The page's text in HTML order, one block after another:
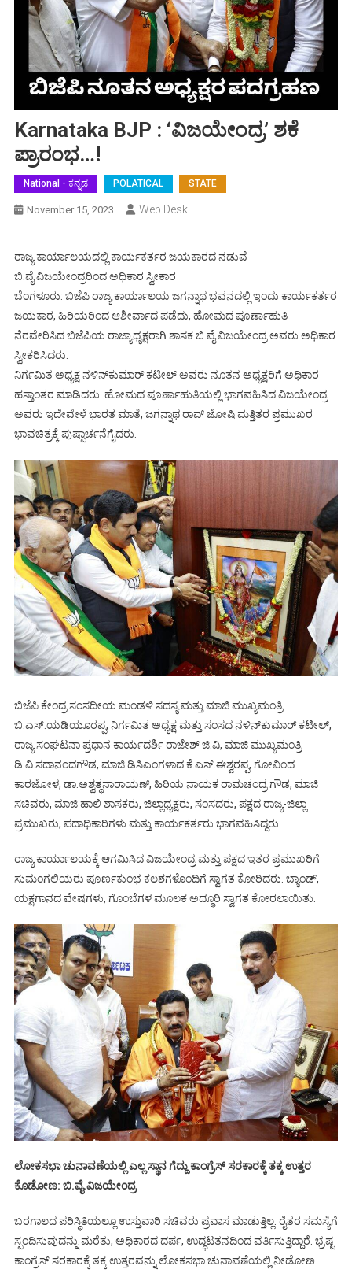
Karnataka BJP : ‘ವಿಜಯೇಂದ್ರ’ ಶಕೆ
ಪ್ರಾರಂಭ…!
National - ಕನ್ನಡ POLATICAL STATE
November 15, 2023 Web Desk
ರಾಜ್ಯ ಕಾರ್ಯಾಲಯದಲ್ಲಿ ಕಾರ್ಯಕರ್ತರ ಜಯಕಾರದ ನಡುವೆ
ಬಿ.ವೈ.ವಿಜಯೇಂದ್ರರಿಂದ ಅಧಿಕಾರ ಸ್ವೀಕಾರ
ಬೆಂಗಳೂರು: ಬಿಜೆಪಿ ರಾಜ್ಯ ಕಾರ್ಯಾಲಯ ಜಗನ್ನಾಥ ಭವನದಲ್ಲಿ ಇಂದು ಕಾರ್ಯಕರ್ತರ
ಜಯಕಾರ, ಹಿರಿಯರಿಂದ ಆಶೀರ್ವಾದ ಪಡೆದು, ಹೋಮದ ಪೂರ್ಣಾಹುತಿ
ನೆರವೇರಿಸಿದ ಬಿಜೆಪಿಯ ರಾಜ್ಯಾಧ್ಯಕ್ಷರಾಗಿ ಶಾಸಕ ಬಿ.ವೈ.ವಿಜಯೇಂದ್ರ ಅವರು ಅಧಿಕಾರ
ಸ್ವೀಕರಿಸಿದರು.
ನಿರ್ಗಮಿತ ಅಧ್ಯಕ್ಷ ನಳಿನ್‍ಕುಮಾರ್ ಕಟೀಲ್ ಅವರು ನೂತನ ಅಧ್ಯಕ್ಷರಿಗೆ ಅಧಿಕಾರ
ಹಸ್ತಾಂತರ ಮಾಡಿದರು. ಹೋಮದ ಪೂರ್ಣಾಹುತಿಯಲ್ಲಿ ಭಾಗವಹಿಸಿದ ವಿಜಯೇಂದ್ರ
ಅವರು ಇದೇವೇಳೆ ಭಾರತ ಮಾತೆ, ಜಗನ್ನಾಥ ರಾವ್ ಜೋಷಿ ಮತ್ತಿತರ ಪ್ರಮುಖರ
ಭಾವಚಿತ್ರಕ್ಕೆ ಪುಷ್ಪಾರ್ಚನೆಗೈದರು.
ಬಿಜೆಪಿ ಕೇಂದ್ರ ಸಂಸದೀಯ ಮಂಡಳಿ ಸದಸ್ಯ ಮತ್ತು ಮಾಜಿ ಮುಖ್ಯಮಂತ್ರಿ
ಬಿ.ಎಸ್.ಯಡಿಯೂರಪ್ಪ, ನಿರ್ಗಮಿತ ಅಧ್ಯಕ್ಷ ಮತ್ತು ಸಂಸದ ನಳಿನ್‍ಕುಮಾರ್ ಕಟೀಲ್,
ರಾಜ್ಯ ಸಂಘಟನಾ ಪ್ರಧಾನ ಕಾರ್ಯದರ್ಶಿ ರಾಜೇಶ್ ಜಿ.ವಿ, ಮಾಜಿ ಮುಖ್ಯಮಂತ್ರಿ
ಡಿ.ವಿ.ಸದಾನಂದಗೌಡ, ಮಾಜಿ ಡಿಸಿಎಂಗಳಾದ ಕೆ.ಎಸ್.ಈಶ್ವರಪ್ಪ, ಗೋವಿಂದ
ಕಾರಜೋಳ, ಡಾ.ಅಶ್ವತ್ಥನಾರಾಯಣ್, ಹಿರಿಯ ನಾಯಕ ರಾಮಚಂದ್ರ ಗೌಡ, ಮಾಜಿ
ಸಚಿವರು, ಮಾಜಿ ಹಾಲಿ ಶಾಸಕರು, ಜಿಲ್ಲಾಧ್ಯಕ್ಷರು, ಸಂಸದರು, ಪಕ್ಷದ ರಾಜ್ಯ-ಜಿಲ್ಲಾ
ಪ್ರಮುಖರು, ಪದಾಧಿಕಾರಿಗಳು ಮತ್ತು ಕಾರ್ಯಕರ್ತರು ಭಾಗವಹಿಸಿದ್ದರು.
ರಾಜ್ಯ ಕಾರ್ಯಾಲಯಕ್ಕೆ ಆಗಮಿಸಿದ ವಿಜಯೇಂದ್ರ ಮತ್ತು ಪಕ್ಷದ ಇತರ ಪ್ರಮುಖರಿಗೆ
ಸುಮಂಗಲಿಯರು ಪೂರ್ಣಕುಂಭ ಕಲಶಗಳೊಂದಿಗೆ ಸ್ವಾಗತ ಕೋರಿದರು. ಬ್ಯಾಂಡ್,
ಯಕ್ಷಗಾನದ ವೇಷಗಳು, ಗೊಂಬೆಗಳ ಮೂಲಕ ಅದ್ಧೂರಿ ಸ್ವಾಗತ ಕೋರಲಾಯಿತು.
ಲೋಕಸಭಾ ಚುನಾವಣೆಯಲ್ಲಿ ಎಲ್ಲ ಸ್ಥಾನ ಗೆದ್ದು ಕಾಂಗ್ರೆಸ್ ಸರಕಾರಕ್ಕೆ ತಕ್ಕ ಉತ್ತರ
ಕೊಡೋಣ: ಬಿ.ವೈ.ವಿಜಯೇಂದ್ರ.
ಬರಗಾಲದ ಪರಿಸ್ಥಿತಿಯಲ್ಲೂ ಉಸ್ತುವಾರಿ ಸಚಿವರು ಪ್ರವಾಸ ಮಾಡುತ್ತಿಲ್ಲ. ರೈತರ ಸಮಸ್ಯೆಗೆ
ಸ್ಪಂದಿಸುವುದನ್ನು ಮರೆತು, ಅಧಿಕಾರದ ದರ್ಪ, ಉದ್ಧಟತನದಿಂದ ವರ್ತಿಸುತ್ತಿದ್ದಾರೆ. ಭ್ರಷ್ಟ
ಕಾಂಗ್ರೆಸ್ ಸರಕಾರಕ್ಕೆ ತಕ್ಕ ಉತ್ತರವನ್ನು ಲೋಕಸಭಾ ಚುನಾವಣೆಯಲ್ಲಿ ನೀಡೋಣ